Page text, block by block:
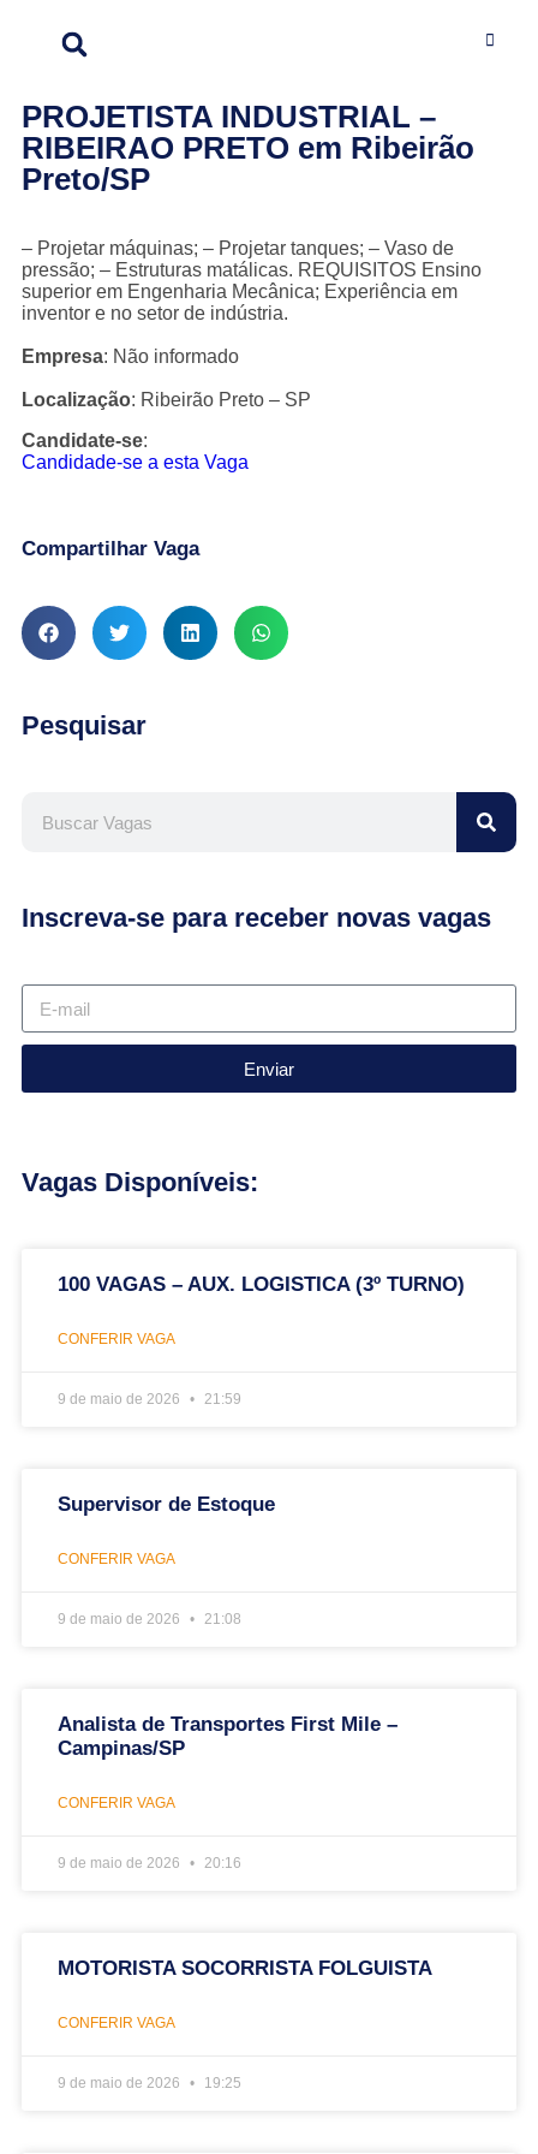
PROJETISTA INDUSTRIAL –
RIBEIRAO PRETO em Ribeirão
Preto/SP
– Projetar máquinas; – Projetar tanques; – Vaso de
pressão; – Estruturas matálicas. REQUISITOS Ensino
superior em Engenharia Mecânica; Experiência em
inventor e no setor de indústria.
Empresa: Não informado
Localização: Ribeirão Preto – SP
Candidate-se:
Candidade-se a esta Vaga
Compartilhar Vaga
Pesquisar
Inscreva-se para receber novas vagas
Enviar
Vagas Disponíveis:
100 VAGAS – AUX. LOGISTICA (3º TURNO)
CONFERIR VAGA
9 de maio de 2026 21:59
Supervisor de Estoque
CONFERIR VAGA
9 de maio de 2026 21:08
Analista de Transportes First Mile –
Campinas/SP
CONFERIR VAGA
9 de maio de 2026 20:16
MOTORISTA SOCORRISTA FOLGUISTA
CONFERIR VAGA
9 de maio de 2026 19:25